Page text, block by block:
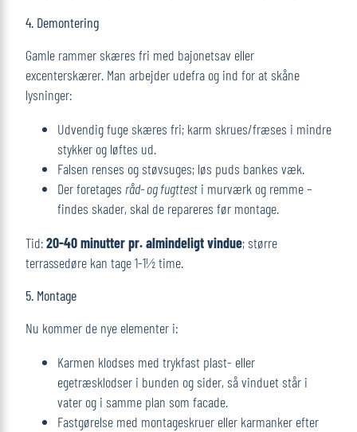
4. Demontering
Gamle rammer skæres fri med bajonetsav eller
excenterskærer. Man arbejder udefra og ind for at skåne
lysninger:
Udvendig fuge skæres fri; karm skrues/fræses i mindre
stykker og løftes ud.
Falsen renses og støvsuges; løs puds bankes væk.
Der foretages råd- og fugttest i murværk og remme –
findes skader, skal de repareres før montage.
Tid:20-40 minutter pr. almindeligt vindue; større
terrassedøre kan tage 1-1½ time.
5. Montage
Nu kommer de nye elementer i:
Karmen klodses med trykfast plast- eller
egetræsklodser i bunden og sider, så vinduet står i
vater og i samme plan som facade.
Fastgørelse med montageskruer eller karmanker efter